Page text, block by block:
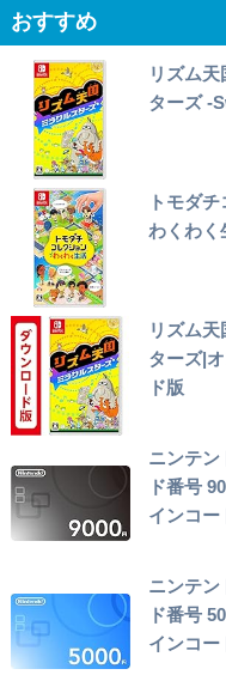
おすすめ
リズム
ターズ -
トモダ
わくわ
リズム
ターズ|
ド版
ニンテン
ド番号
インコー
ニンテン
ド番号
インコー